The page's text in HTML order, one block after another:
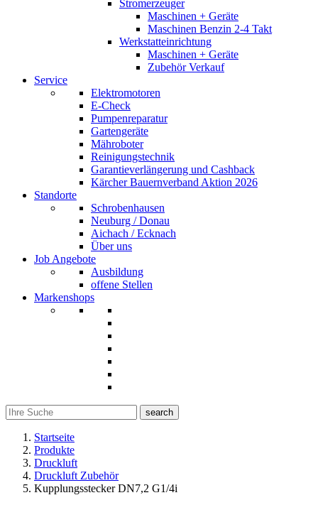
Stromerzeuger
Maschinen + Geräte
Maschinen Benzin 2-4 Takt
Werkstatteinrichtung
Maschinen + Geräte
Zubehör Verkauf
Service
Elektromotoren
E-Check
Pumpenreparatur
Gartengeräte
Mähroboter
Reinigungstechnik
Garantieverlängerung und Cashback
Kärcher Bauernverband Aktion 2026
Standorte
Schrobenhausen
Neuburg / Donau
Aichach / Ecknach
Über uns
Job Angebote
Ausbildung
offene Stellen
Markenshops
search
Startseite
Produkte
Druckluft
Druckluft Zubehör
Kupplungsstecker DN7,2 G1/4i